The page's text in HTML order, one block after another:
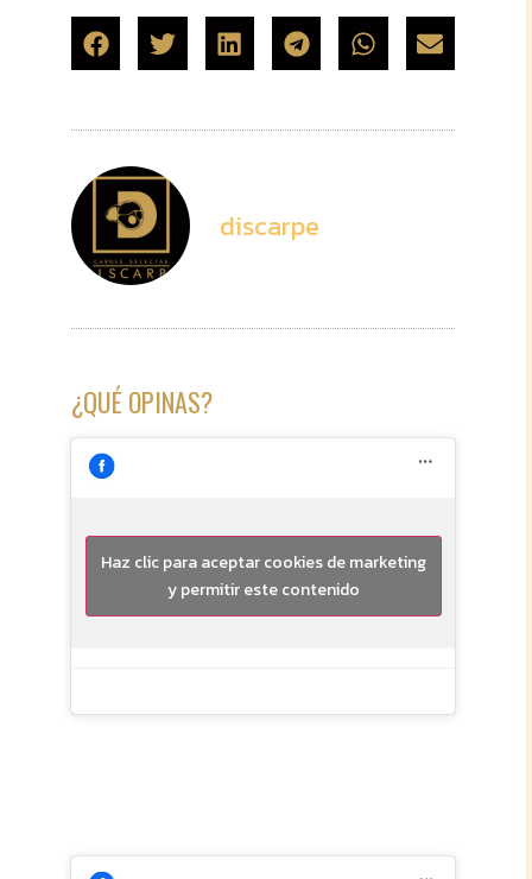
discarpe
¿QUÉ OPINAS?
Haz clic para aceptar cookies de marketing
y permitir este contenido